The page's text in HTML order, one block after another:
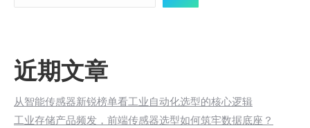
近期文章
从智能传感器新锐榜单看工业自动化选型的核心逻辑
工业存储产品频发，前端传感器选型如何筑牢数据底座？